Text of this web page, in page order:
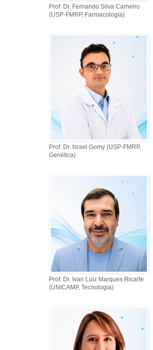
Prof. Dr. Fernando Silva Carneiro
(USP-FMRP, Farmacologia)
Prof. Dr. Israel Gomy (USP-FMRP,
Genética)
Prof. Dr. Ivan Luiz Marques Ricarte
(UNICAMP, Tecnologia)